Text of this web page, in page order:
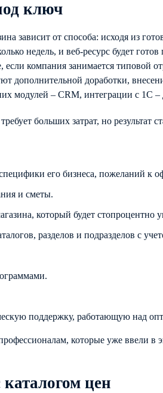
ключ
зависит от способа: исходя из
недель, и веб-ресурс будет
компания занимается типовой
дополнительной доработки,
модулей – CRM, интеграции с 1С
больших затрат, но результат
его бизнеса, пожеланий к
и сметы.
который будет
разделов и подразделов с
поддержку, работающую над
которые уже ввели
цен